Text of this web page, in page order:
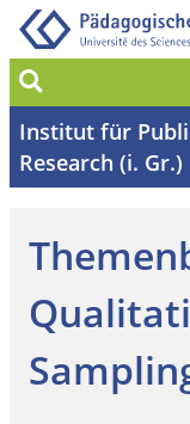
Suche
Institut für
Research (i. Gr.)